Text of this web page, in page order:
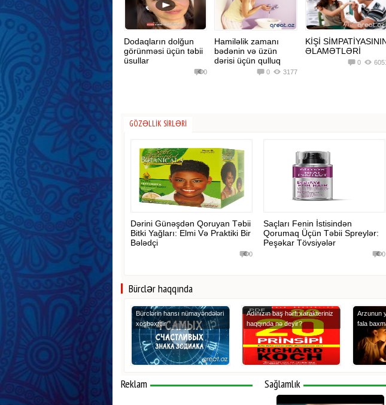
Dodaqların dolğun
görünməsi üçün təbii
üsullar
0
Hamiləlik zamanı
bədənin və üzün
dərisi üçün qulluq
3177
0
KİŞİ
ƏLAMƏTLƏRİ
0
GÖZƏLLIK SIRLƏRI
Dərini Günəşdən Qoruyan Təbii
Bitki Yağları: Elmi Və Praktiki Bir
Bələdçi
0
Saçları Fenin İstisindən
Qorumaq Üçün Təbii Spreylər:
Peşəkar Tövsiyələr
0
Bürclər haqqında
Bürclərin hansı nümayəndələri
xoşbəxtdir
Adınızın baş hərfi xarakteriniz
haqqında nə deyir?
Arzunun
fala
Reklam Sağlamlık